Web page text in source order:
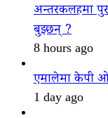
अन्तरकलहमा
बुझ्छन् ?
8 hours ago
एमालेमा केपी
1 day ago